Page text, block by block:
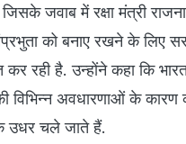
जवाब में रक्षा मंत्री
को बनाए रखने के लिए
रही है. उन्‍होंने कहा कि
अवधारणाओं के कारण
उधर चले जाते हैं.